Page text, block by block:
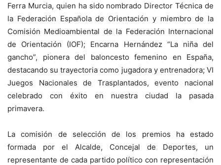
Ferra Murcia, quien ha sido nombrado Director Técnica de
la Federación Española de Orientación y miembro de la
Comisión Medioambiental de la Federación Internacional
de Orientación (IOF); Encarna Hernández “La niña del
gancho”, pionera del baloncesto femenino en España,
destacando su trayectoria como jugadora y entrenadora; VI
Juegos Nacionales de Trasplantados, evento nacional
celebrado con éxito en nuestra ciudad la pasada
primavera.
La comisión de selección de los premios ha estado
formada por el Alcalde, Concejal de Deportes, un
representante de cada partido político con representación